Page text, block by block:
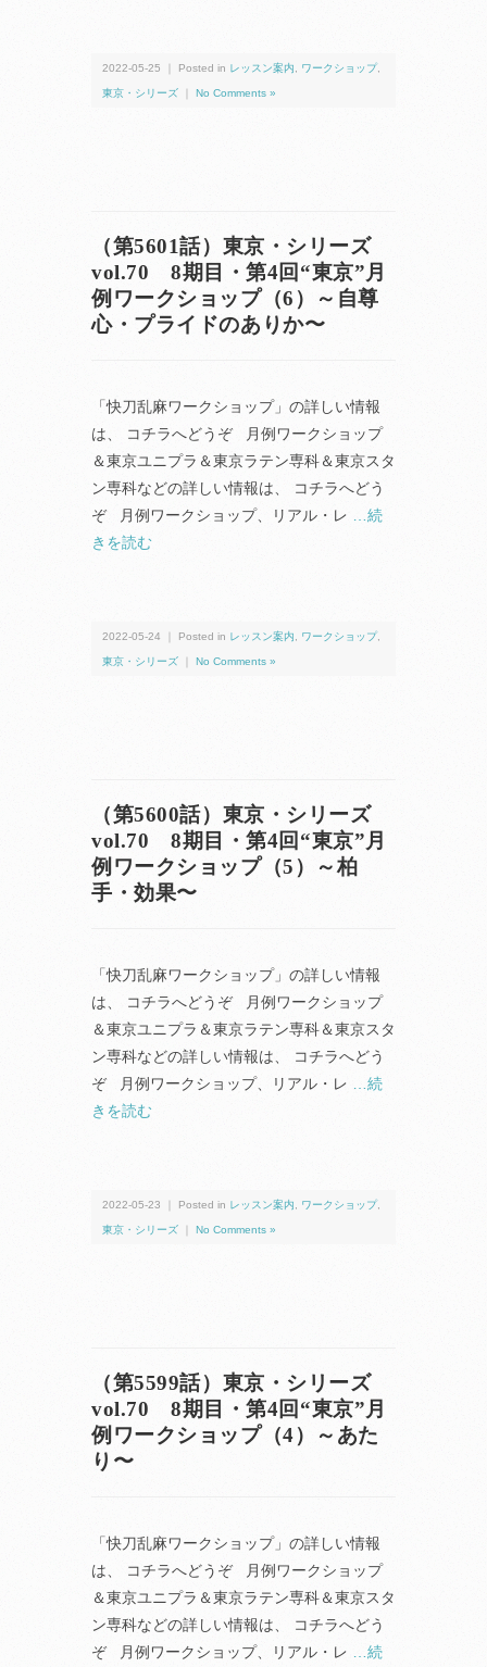
2022-05-25 ｜ Posted in レッスン案内 ワークショップ,
東京・シリーズ No Comments »
（第5601話）東京・シリーズ
vol.70 8期目・第4回“東京”月
例ワークショップ（6）～自尊
心・プライドのありか〜
「快刀乱麻ワークショップ」の詳しい情報
は、 コチラへどうぞ 月例ワークショップ
＆東京ユニプラ＆東京ラテン専科＆東京スタ
ン専科などの詳しい情報は、 コチラへどう
ぞ 月例ワークショップ、リアル・レ …続
きを読む
2022-05-24 ｜ Posted in レッスン案内 ワークショップ,
東京・シリーズ No Comments »
（第5600話）東京・シリーズ
vol.70 8期目・第4回“東京”月
例ワークショップ（5）～柏
手・効果〜
「快刀乱麻ワークショップ」の詳しい情報
は、 コチラへどうぞ 月例ワークショップ
＆東京ユニプラ＆東京ラテン専科＆東京スタ
ン専科などの詳しい情報は、 コチラへどう
ぞ 月例ワークショップ、リアル・レ
…続
きを読む
2022-05-23 ｜ Posted in レッスン案内 ワークショップ,
東京・シリーズ No Comments »
（第5599話）東京・シリーズ
vol.70 8期目・第4回“東京”月
例ワークショップ（4）～あた
り〜
「快刀乱麻ワークショップ」の詳しい情報
は、 コチラへどうぞ 月例ワークショップ
＆東京ユニプラ＆東京ラテン専科＆東京スタ
ン専科などの詳しい情報は、 コチラへどう
ぞ 月例ワークショップ、リアル・レ …続